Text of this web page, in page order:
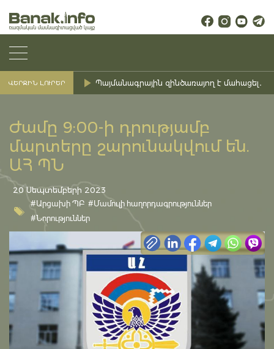
ՎԵՐՋԻՆ ԼՈՒՐԵՐ Պայմանագրային զինծառայող է մահացել․
Ժամը 9:00-ի դրությամբ
մարտերը շարունակվում են.
ԱՀ ՊՆ
20 Սեպտեմբերի 2023
#Արցախի ՊԲ #Մամուլի հաղորդագրություններ
#Նորություններ